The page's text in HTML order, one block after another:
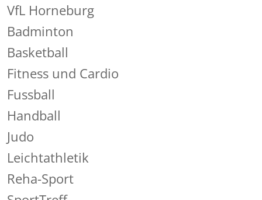
VfL Horneburg
Badminton
Basketball
Fitness und Cardio
Fussball
Handball
Judo
Leichtathletik
Reha-Sport